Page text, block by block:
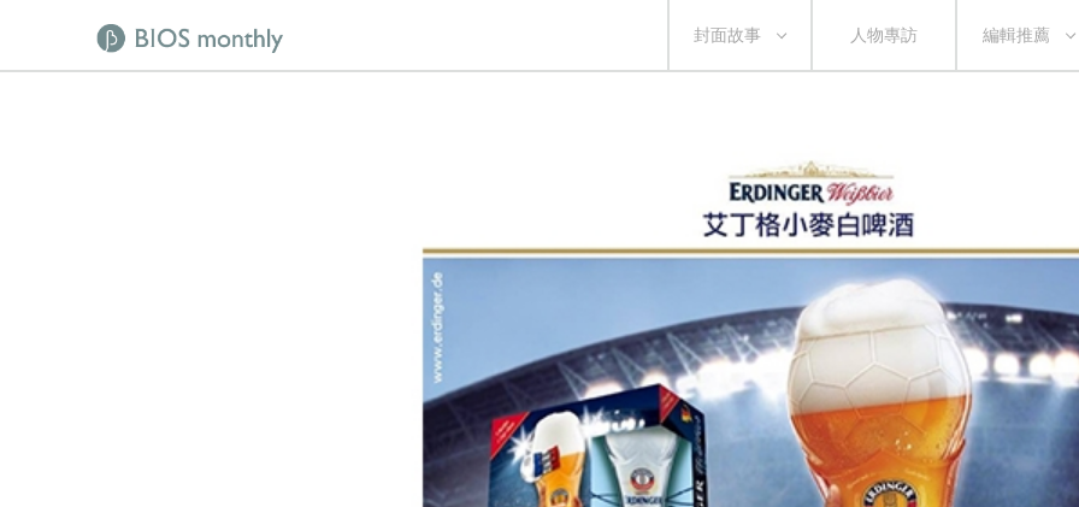
封面故事 人物專訪 編輯推薦